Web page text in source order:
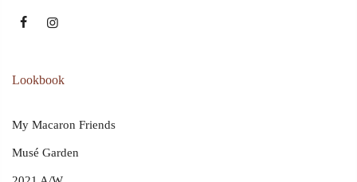
Lookbook
My Macaron Friends
Musé Garden